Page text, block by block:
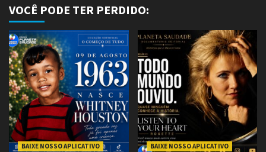
VOCÊ PODE TER PERDIDO:
BAIXE NOSSO APLICATIVO BAIXE NOSSO APLICATIVO